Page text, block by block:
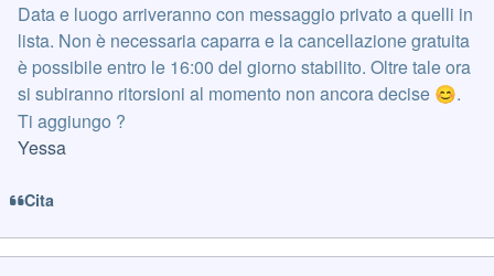
Data e luogo arriveranno con messaggio privato a quelli in
lista. Non è necessaria caparra e la cancellazione gratuita
è possibile entro le 16:00 del giorno stabilito. Oltre tale ora
si subiranno ritorsioni al momento non ancora decise 😊.
Ti aggiungo ?
Yessa
Cita